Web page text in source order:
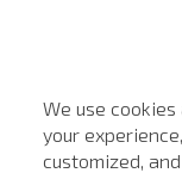
We use
your
customized,